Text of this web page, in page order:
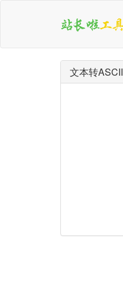
文本转ASCII